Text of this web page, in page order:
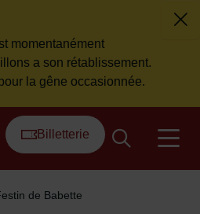
momentanément
a son rétablissement.
la gêne occasionnée.
Billetterie
de Babette